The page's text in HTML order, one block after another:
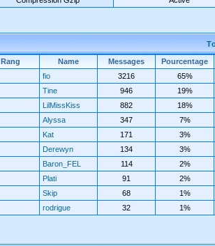
Rang Name Messages
Pourcentage
fio 3216
65%
Tine 946
19%
LilMissKiss 882
18%
Alyssa 347
7%
Kat 171
3%
Derewyn 134
3%
Baron_FEL 114
2%
Plati 91
2%
Skip 68
1%
rodrigue 32 1%